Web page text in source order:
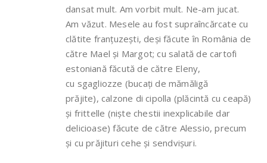
dansat mult. Am vorbit mult. Ne-am jucat.
Am văzut. Mesele au fost supraîncărcate cu
clătite franțuzești, deși făcute în România de
către Mael și Margot; cu salată de cartofi
estoniană făcută de către Eleny,
cu sgagliozze (bucați de mămăligă
prăjite), calzone di cipolla (plăcintă cu ceapă)
și frittelle (niște chestii inexplicabile dar
delicioase) făcute de către Alessio, precum
și cu prăjituri cehe și sendvișuri.